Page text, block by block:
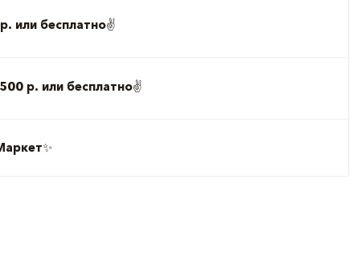
или бесплатно✌️
р. или бесплатно✌️
✨